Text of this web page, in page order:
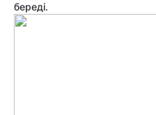
береді.